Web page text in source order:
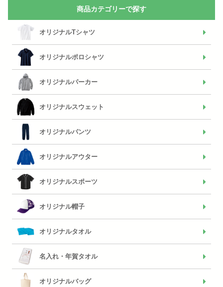
商品カテゴリーで探す
オリジナルTシャツ
オリジナルポロシャツ
オリジナルパーカー
オリジナルスウェット
オリジナルパンツ
オリジナルアウター
オリジナルスポーツ
オリジナル帽子
オリジナルタオル
名入れ・年賀タオル
オリジナルバッグ